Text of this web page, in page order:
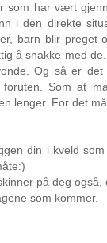
som har vært
i den direkte
barn blir preget
å snakke med
Og så er det
Som at
lenger. For det
din i kveld
på deg
som kommer.